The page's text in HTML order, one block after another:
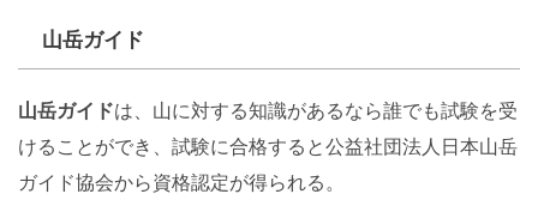
山岳ガイド
山岳ガイドは、山に対する知識があるなら誰でも試験を受
けることができ、試験に合格すると公益社団法人日本山岳
ガイド協会から資格認定が得られる。